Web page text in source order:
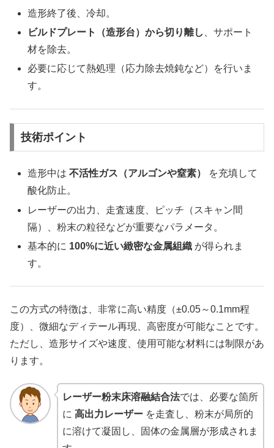
造形終了後、冷却。
ビルドプレート（造形台）から切り離し
、サポート
材を除去。
必要に応じて熱処理（応力除去焼鈍など）を行いま
す。
技術ポイント
造形中は不活性ガス（アルゴンや窒素）
を充填して
酸化防止。
レーザーの出力、走査速度、ピッチ（スキャン間
隔）、粉末の粒径などが重要なパラメータ。
基本的に 100%に近い緻密な金属組織 が得られま
す。
この方式の特徴は、非常に高い精度（±0.05～0.1mm程
度）、微細なディテール再現、高密度が可能なことです。
ただし、造形サイズや速度、使用可能な材料には制限があ
ります。
レーザー粉末床溶融結合法では、必要な箇所
に 高出力レーザーを走査し、粉末が局所的
に溶けて凝固し、固体の金属層が形成されま